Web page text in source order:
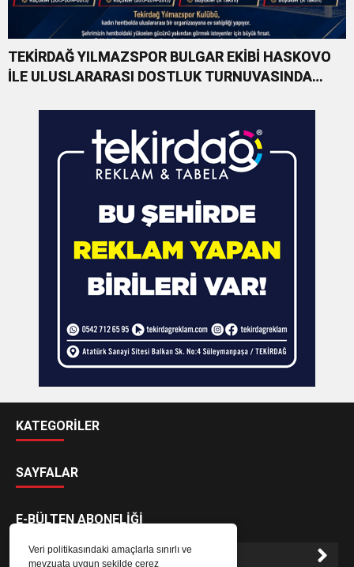
Veri politikasındaki amaçlarla sınırlı ve
mevzuata uygun şekilde çerez
TEKİRDAĞ YILMAZSPOR BULGAR EKİBİ HASKOVO
İLE ULUSLARARASI DOSTLUK TURNUVASINDA
KATEGORİLER
SAYFALAR
E-BÜLTEN ABONELİĞİ